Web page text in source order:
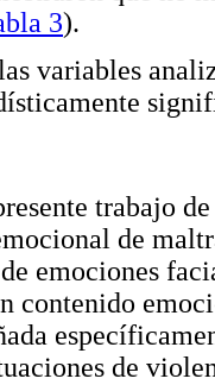
3).
variables
trabajo
de
emociones
contenido
de